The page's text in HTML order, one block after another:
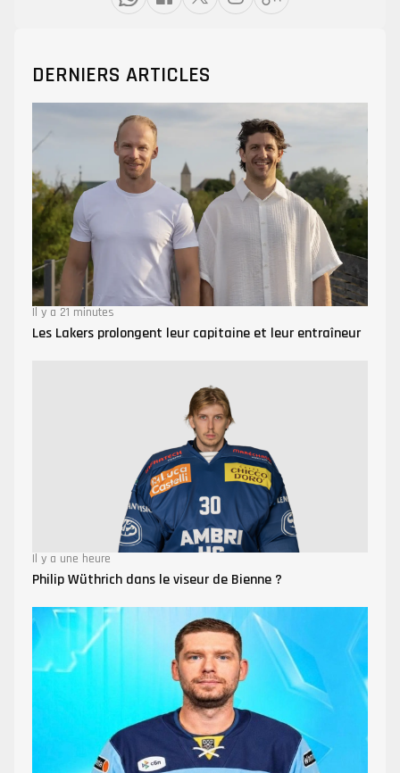
DERNIERS ARTICLES
Il y a 21 minutes
Les Lakers prolongent leur capitaine et leur entraîneur
Il y a une heure
Philip Wüthrich dans le viseur de Bienne ?